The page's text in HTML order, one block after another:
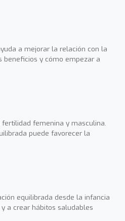
a mejorar la relación con la
beneficios y cómo empezar a
femenina y masculina.
puede favorecer la
equilibrada desde la infancia
a crear hábitos saludables